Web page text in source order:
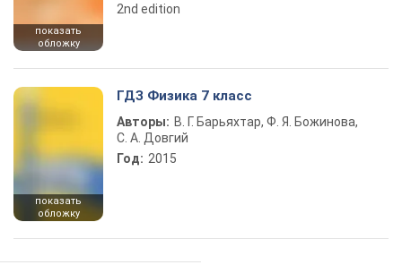
показать
обложку
2nd edition
показать
обложку
ГДЗ Физика 7 класс
Авторы: В. Г. Барьяхтар, Ф. Я. Божинова,
С. А. Довгий
Год: 2015